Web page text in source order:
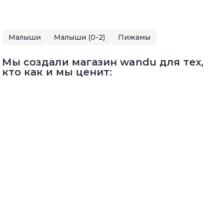
Малыши Малыши (0-2) Пижамы
Мы создали магазин wandu для тех,
кто как и мы ценит: